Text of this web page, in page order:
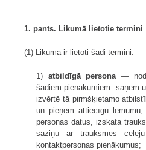
1. pants. Likumā lietotie termini
(1) Likumā ir lietoti šādi termini:
1) atbildīgā persona —
šādiem pienākumiem: saņem
izvērtē tā pirmšķietamo
un pieņem attiecīgu
personas datus, izskata
saziņu ar trauksmes
kontaktpersonas pienākumus;